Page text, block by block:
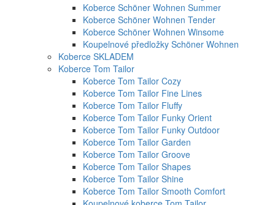
Koberce Schöner Wohnen Summer
Koberce Schöner Wohnen Tender
Koberce Schöner Wohnen Winsome
Koupelnové předložky Schöner Wohnen
Koberce SKLADEM
Koberce Tom Tailor
Koberce Tom Tailor Cozy
Koberce Tom Tailor Fine Lines
Koberce Tom Tailor Fluffy
Koberce Tom Tailor Funky Orient
Koberce Tom Tailor Funky Outdoor
Koberce Tom Tailor Garden
Koberce Tom Tailor Groove
Koberce Tom Tailor Shapes
Koberce Tom Tailor Shine
Koberce Tom Tailor Smooth Comfort